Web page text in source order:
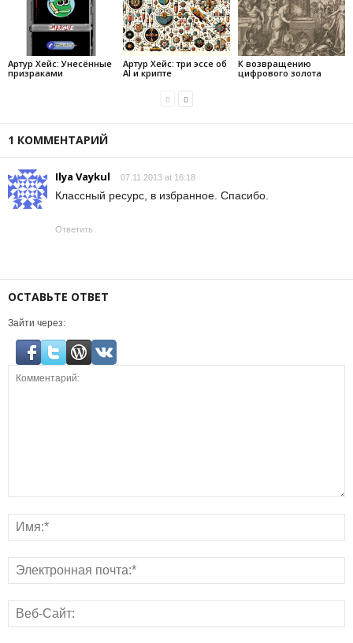
Артур Хейс: Унесённые
призраками
Артур Хейс: три эссе об
AI и крипте
К возвращению
цифрового золота
1 КОММЕНТАРИЙ
Ilya Vaykul 07.11.2013 at 16:18
Классный ресурс, в избранное. Спасибо.
Ответить
ОСТАВЬТЕ ОТВЕТ
Зайти через: